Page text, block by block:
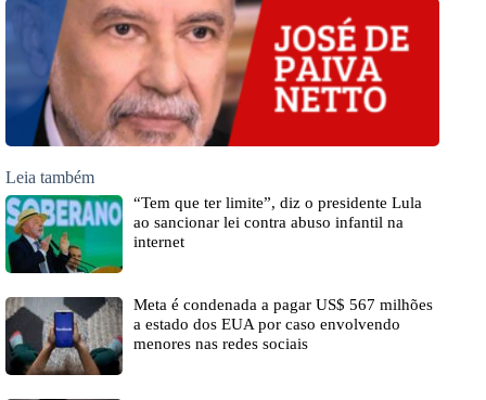
Leia também
“Tem que ter limite”, diz o presidente Lula
ao sancionar lei contra abuso infantil na
internet
Meta é condenada a pagar US$ 567 milhões
a estado dos EUA por caso envolvendo
menores nas redes sociais